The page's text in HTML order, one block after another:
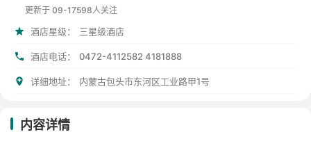
更新于 09-17598人关注
酒店星级： 三星级酒店
酒店电话： 0472-4112582 4181888
详细地址： 内蒙古包头市东河区工业路甲1号
内容详情